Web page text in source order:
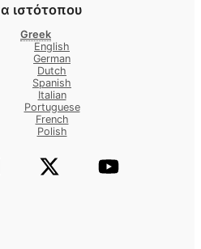
ιστότοπου
Greek
English
German
Dutch
Spanish
Italian
Portuguese
French
Polish